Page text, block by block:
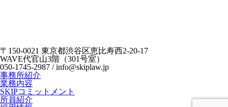
〒150-0021 東京都渋谷区恵比寿西2-20-17
WAVE代官山3階（301号室）
050-1745-2987 / info@skiplaw.jp
事務所紹介
業務内容
SKIPコミットメント
所員紹介